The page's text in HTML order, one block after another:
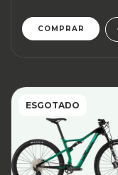
COMPRAR
ESGOTADO